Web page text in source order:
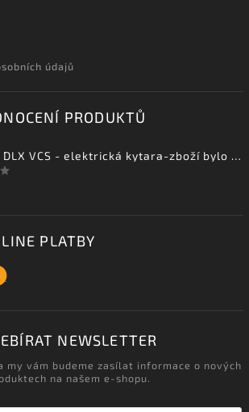
údajů
PRODUKTŮ
Aria PE DLX VCS - elektrická kytara-zboží bylo vystaveno na prodejně
PLATBY
NEWSLETTER
my vám budeme zasílat informace o nových
na našem e-shopu.